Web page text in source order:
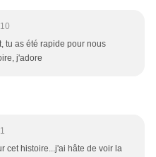
tu as été rapide pour nous
j'adore
cet histoire...j'ai hâte de voir la